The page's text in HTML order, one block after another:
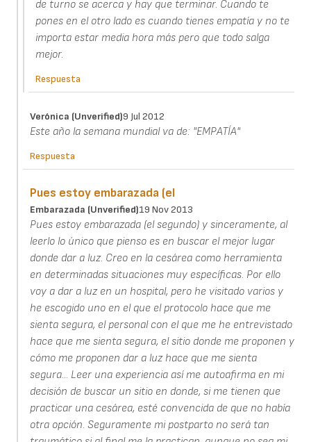
de turno se acerca y hay que terminar. Cuando te
pones en el otro lado es cuando tienes empatía y no te
importa estar media hora más pero que todo salga
mejor.
Respuesta
Verónica (unverified)9 Jul 2012
Este año la semana mundial va de: "EMPATÍA"
Respuesta
Pues estoy embarazada (el
Embarazada (unverified)19 Nov 2013
Pues estoy embarazada (el segundo) y sinceramente, al
leerlo lo único que pienso es en buscar el mejor lugar
donde dar a luz. Creo en la cesárea como herramienta
en determinadas situaciones muy específicas. Por ello
voy a dar a luz en un hospital, pero he visitado varios y
he escogido uno en el que el protocolo hace que me
sienta segura, el personal con el que me he entrevistado
hace que me sienta segura, el sitio donde me proponen y
cómo me proponen dar a luz hace que me sienta
segura... Leer una experiencia así me autoafirma en mi
decisión de buscar un sitio en donde, si me tienen que
practicar una cesárea, esté convencida de que no había
otra opción. Seguramente mi postparto no será tan